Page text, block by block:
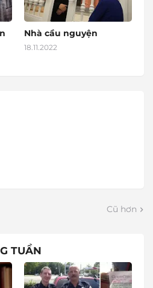
Nhà cầu nguyện
18.11.2022
Cũ hơn
TUẦN